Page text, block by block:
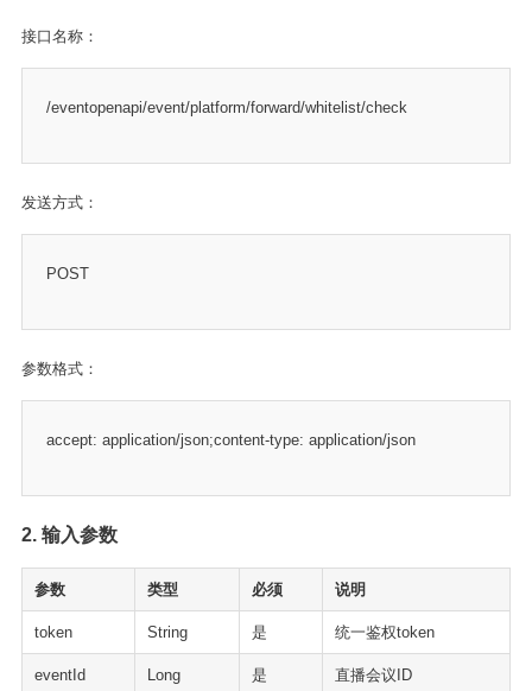
接口名称：
/eventopenapi/event/platform/forward/whitelist/check
发送方式：
POST
参数格式：
accept: application/json;content-type: application/json
2. 输入参数
参数 类型 必须 说明
token String 是 统一鉴权token
eventId Long 是 直播会议ID